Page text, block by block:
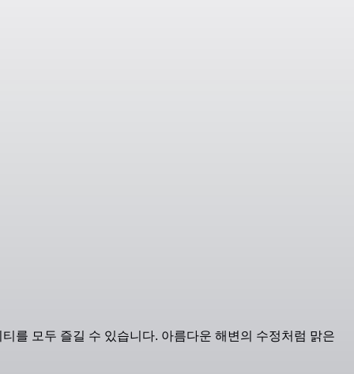
를 모두 즐길 수 있습니다. 아름다운 해변의 수정처럼 맑은